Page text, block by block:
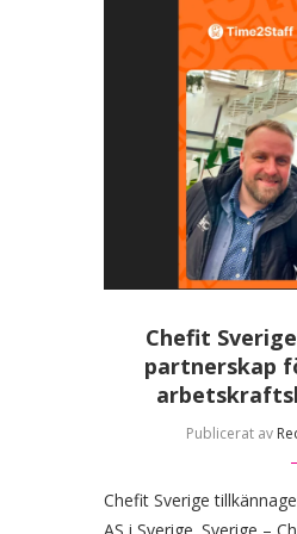
Chefit
partnerskap
Publicerat av
Chefit Sverige